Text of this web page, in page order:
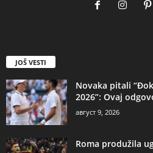
JOŠ VESTI
Novaka pitali
2026”: Ovaj
август 9, 2026
Roma produžila